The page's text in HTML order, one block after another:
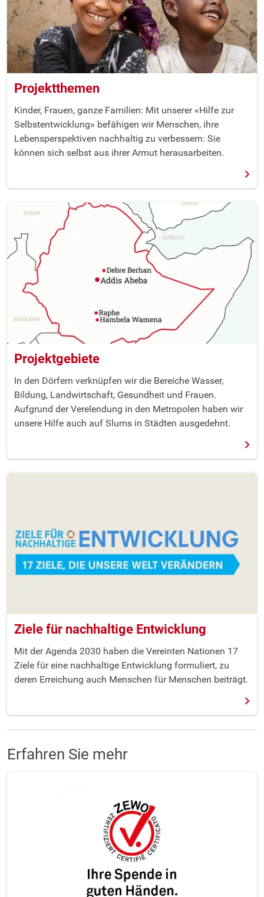
Projektthemen
Kinder, Frauen, ganze Familien: Mit unserer «Hilfe zur
Selbstentwicklung» befähigen wir Menschen, ihre
Lebensperspektiven nachhaltig zu verbessern: Sie
können sich selbst aus ihrer Armut herausarbeiten.
Projektgebiete
In den Dörfern verknüpfen wir die Bereiche Wasser,
Bildung, Landwirtschaft, Gesundheit und Frauen.
Aufgrund der Verelendung in den Metropolen haben wir
unsere Hilfe auch auf Slums in Städten ausgedehnt.
Ziele für nachhaltige Entwicklung
Mit der Agenda 2030 haben die Vereinten Nationen 17
Ziele für eine nachhaltige Entwicklung formuliert, zu
deren Erreichung auch Menschen für Menschen beiträgt.
Erfahren Sie mehr